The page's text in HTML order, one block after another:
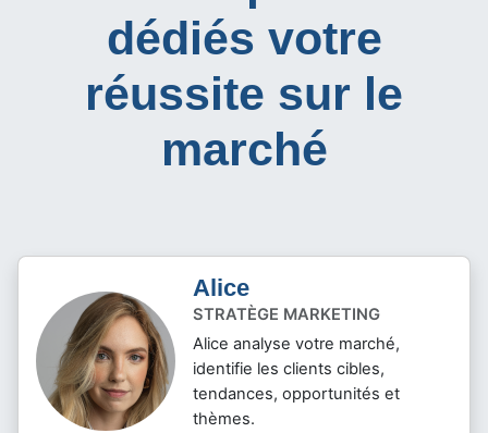
dédiés votre
réussite sur le
marché
Alice
STRATÈGE MARKETING
Alice analyse votre marché,
identifie les clients cibles,
tendances, opportunités et
thèmes.